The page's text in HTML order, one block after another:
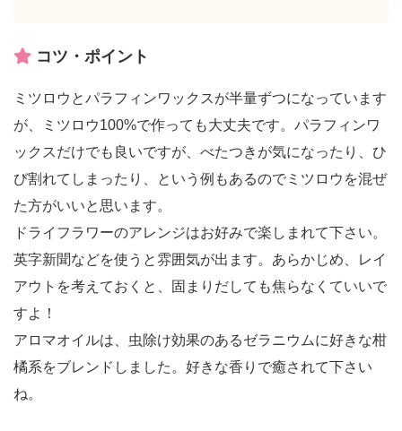
コツ・ポイント
ミツロウとパラフィンワックスが半量ずつになっています
が、ミツロウ100%で作っても大丈夫です。パラフィンワ
ックスだけでも良いですが、べたつきが気になったり、ひ
び割れてしまったり、という例もあるのでミツロウを混ぜ
た方がいいと思います。
ドライフラワーのアレンジはお好みで楽しまれて下さい。
英字新聞などを使うと雰囲気が出ます。あらかじめ、レイ
アウトを考えておくと、固まりだしても焦らなくていいで
すよ！
アロマオイルは、虫除け効果のあるゼラニウムに好きな柑
橘系をブレンドしました。好きな香りで癒されて下さい
ね。